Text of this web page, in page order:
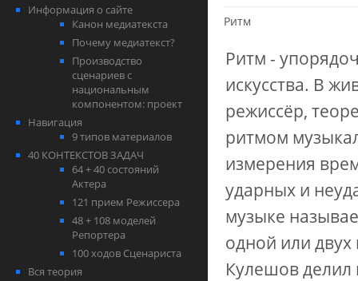
Информация о сайте
Канон медиатекста
Почему медиатекст?
Производство
сценариев с
национальным
компонентом: проект
Навигация
9 типов материалов
40 КОНТЕКСТОВ ЗАДАЧ
64 + 40 состояний
Актера
121 прием Режиссера
48 + 108 моделей
Репортера
100 ходов Сценариста
Вся теория
Ритм
Ритм -
искусства. В
режиссёр,
ритмом
измерения
ударных и
музыке
одной или
Кулешов делил